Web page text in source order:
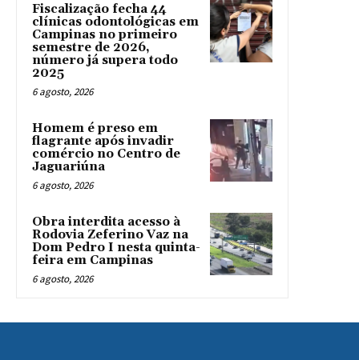
Fiscalização fecha 44
clínicas odontológicas em
Campinas no primeiro
semestre de 2026,
número já supera todo
2025
6 agosto, 2026
Homem é preso em
flagrante após invadir
comércio no Centro de
Jaguariúna
6 agosto, 2026
Obra interdita acesso à
Rodovia Zeferino Vaz na
Dom Pedro I nesta quinta-
feira em Campinas
6 agosto, 2026